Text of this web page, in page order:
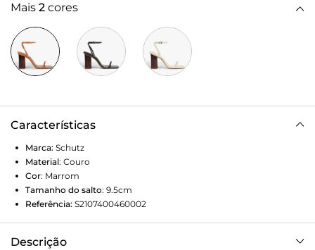
Mais 2 cores
Características
Marca: Schutz
Material: Couro
Cor: Marrom
Tamanho do salto: 9.5cm
Referência: S2107400460002
Descrição